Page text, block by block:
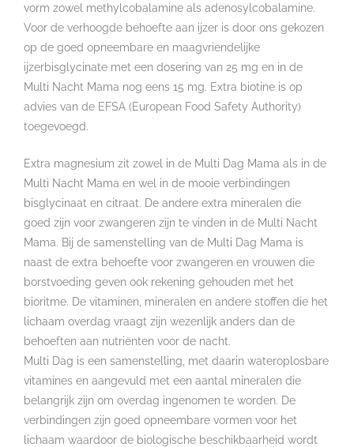
vorm zowel methylcobalamine als adenosylcobalamine.
Voor de verhoogde behoefte aan ijzer is door ons gekozen
op de goed opneembare en maagvriendelijke
ijzerbisglycinate met een dosering van 25 mg en in de
Multi Nacht Mama nog eens 15 mg. Extra biotine is op
advies van de EFSA (European Food Safety Authority)
toegevoegd.
Extra magnesium zit zowel in de Multi Dag Mama als in de
Multi Nacht Mama en wel in de mooie verbindingen
bisglycinaat en citraat. De andere extra mineralen die
goed zijn voor zwangeren zijn te vinden in de Multi Nacht
Mama. Bij de samenstelling van de Multi Dag Mama is
naast de extra behoefte voor zwangeren en vrouwen die
borstvoeding geven ook rekening gehouden met het
bioritme. De vitaminen, mineralen en andere stoffen die het
lichaam overdag vraagt zijn wezenlijk anders dan de
behoeften aan nutriënten voor de nacht.
Multi Dag is een samenstelling, met daarin wateroplosbare
vitamines en aangevuld met een aantal mineralen die
belangrijk zijn om overdag ingenomen te worden. De
verbindingen zijn goed opneembare vormen voor het
lichaam waardoor de biologische beschikbaarheid wordt